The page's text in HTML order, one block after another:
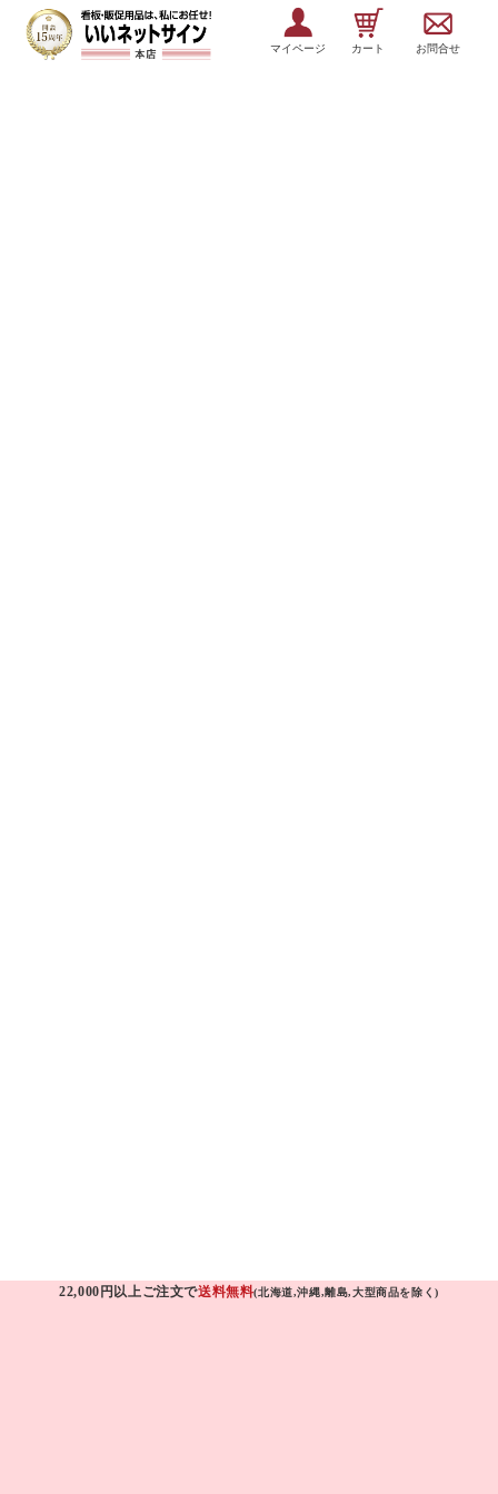
マイページ カート お問合せ
22,000円以上ご注文で送料無料(北海道,沖縄,離島,大型商品を除く)